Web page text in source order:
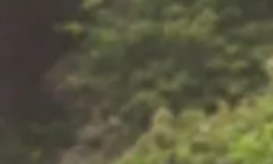
en omgeving
als zakelijke
gazononderhoud:
netjes en met respect